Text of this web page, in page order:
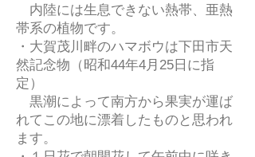
内陸には生息できない熱帯、亜熱
帯系の植物です。
・大賀茂川畔のハマボウは下田市天
然記念物（昭和44年4月25日に指
定）
黒潮によって南方から果実が運ば
れてこの地に漂着したものと思われ
ます。